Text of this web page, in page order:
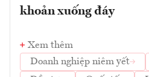
khoản xuống đáy
Xem thêm
Doanh nghiệp niêm yết